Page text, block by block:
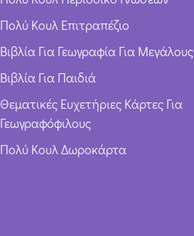
Πολύ Κουλ Επιτραπέζιο
Βιβλία Για Γεωγραφία Για Μεγάλους
Βιβλία Για Παιδιά
Θεματικές Ευχετήριες Κάρτες Για
Γεωγραφόφιλους
Πολύ Κουλ Δωροκάρτα